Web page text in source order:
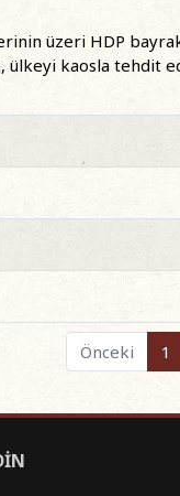
üzeri HDP
ülkeyi kaosla tehdit
Önceki 1